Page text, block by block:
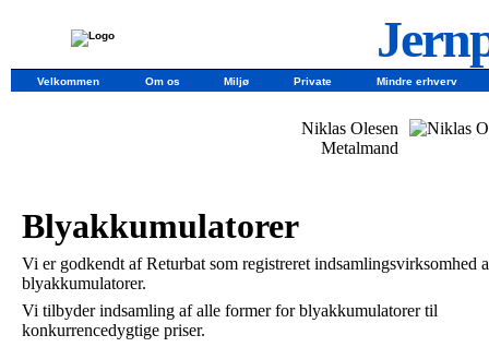
Velkommen Om os Miljø Private Mindre erhverv
Niklas Olesen
Metalmand
Blyakkumulatorer
Vi er godkendt af Returbat som registreret indsamlingsvirksomhed
blyakkumulatorer.
Vi tilbyder indsamling af alle former for blyakkumulatorer til
konkurrencedygtige priser.